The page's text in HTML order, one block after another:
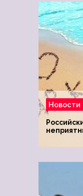
Новости